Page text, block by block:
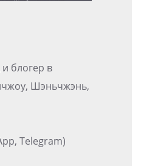
блогер в
Шэньчжэнь,
Telegram)